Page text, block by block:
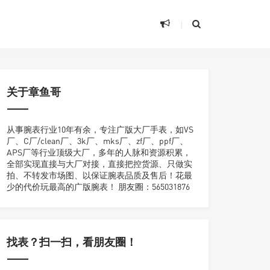
关于章鱼哥
从事腕表行业10年有余，专注广版大厂手表，如VS
厂、C厂/clean厂、3k厂、mks厂、zf厂、ppf厂、
APS厂等行业顶级大厂，多年的人脉和资源积累，
全部实现直接与大厂对接，直接把控货源、只做实
拍、不转发市场图、以保证腕表品质及售后！花最
少的代价玩最高的广版腕表！ 朋友圈：565031876
找表？扫一扫，看朋友圈！